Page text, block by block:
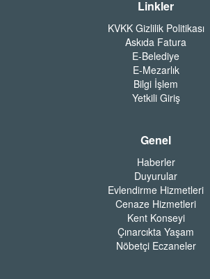
Linkler
KVKK Gizlilik Politikası
Askıda Fatura
E-Belediye
E-Mezarlık
Bilgi İşlem
Yetkili Giriş
Genel
Haberler
Duyurular
Evlendirme Hizmetleri
Cenaze Hizmetleri
Kent Konseyi
Çınarcıkta Yaşam
Nöbetçi Eczaneler